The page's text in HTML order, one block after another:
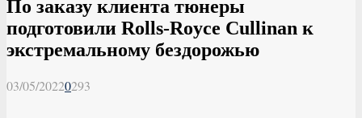
По заказу клиента тюнеры
подготовили Rolls-Royce Cullinan к
экстремальному бездорожью
03/05/20220293